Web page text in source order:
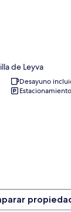
de Leyva
Desayuno